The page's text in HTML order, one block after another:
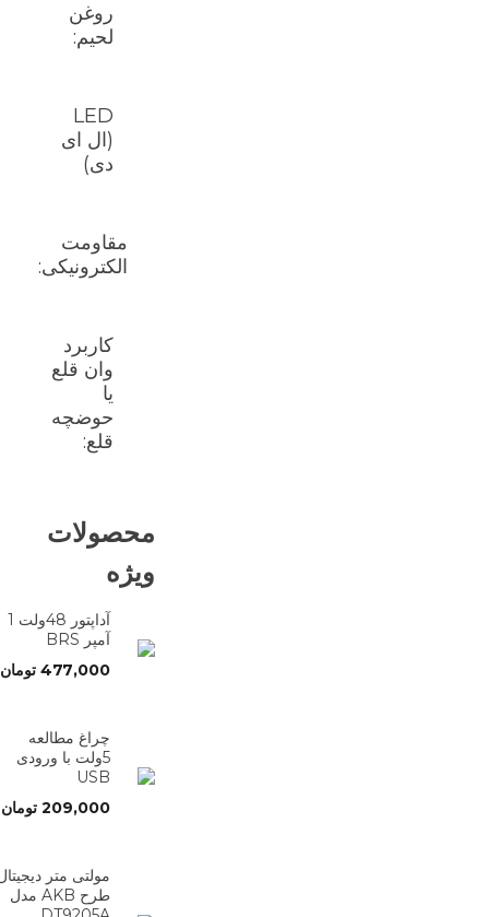
روغن
لحیم:
LED
(ال ای
دی)
مقاومت
الکترونیکی:
کاربرد
وان قلع
یا
حوضچه
قلع:
محصولات
ویژه
آداپتور 48ولت 1
آمپر BRS
477,000 تومان
چراغ مطالعه
5ولت با ورودی
USB
209,000 تومان
مولتی متر
طرح AKB مدل